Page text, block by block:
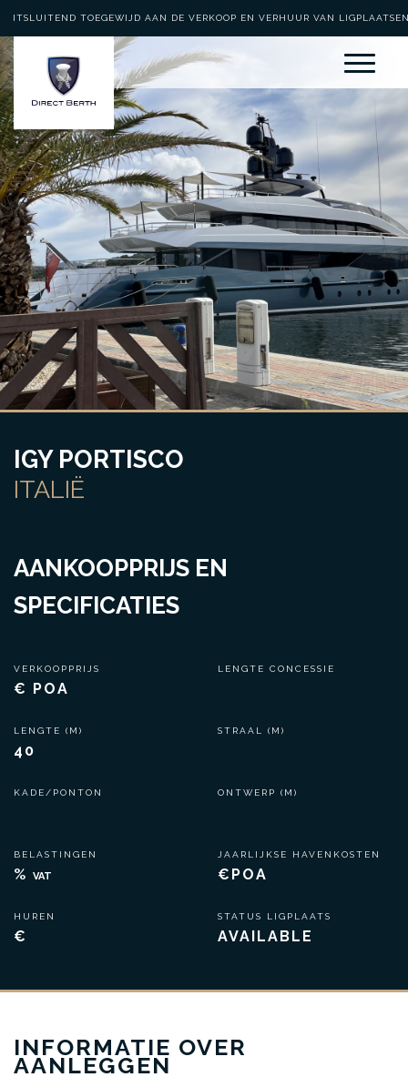
UITSLUITEND TOEGEWIJD AAN DE VERKOOP EN VERHUUR VAN
IGY PORTISCO
ITALIË
AANKOOPPRIJS EN
SPECIFICATIES
VERKOOPPRIJS
€ POA
LENGTE (M)
40
KADE/PONTON
BELASTINGEN
% VAT
HUREN
€
LENGTE CONCESSIE
STRAAL (M)
ONTWERP (M)
JAARLIJKSE HAVENKOSTEN
€POA
STATUS LIGPLAATS
AVAILABLE
INFORMATIE OVER
AANLEGGEN